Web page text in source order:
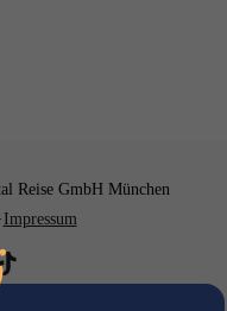
Reise GmbH München
Impressum